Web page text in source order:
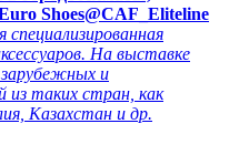
Shoes@CAF_Eliteline
На выставке
зарубежных и
из таких стран, как
Казахстан и др.